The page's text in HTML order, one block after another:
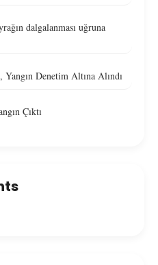
dalgalanması uğruna
Yangın Denetim Altına Alındı
Çıktı